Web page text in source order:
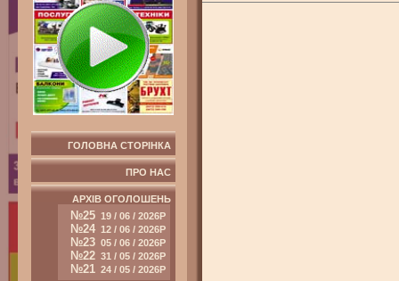
ГОЛОВНА СТОРІНКА
ПРО НАС
АРХІВ ОГОЛОШЕНЬ
№25 19 / 06 / 2026Р
№24 12 / 06 / 2026Р
№23 05 / 06 / 2026Р
№22 31 / 05 / 2026Р
№21 24 / 05 / 2026Р